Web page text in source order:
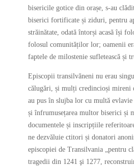
bisericile gotice din orașe, s-au
biserici fortificate și ziduri, pentru
străinătate, odată întorși acasă își
folosul comunităților lor; oamenii
faptele de milostenie sufletească și
Episcopii transilvăneni nu erau
călugări, și mulți credincioși mireni
au pus în slujba lor cu multă
și înfrumusețarea multor biserici și
documentele și inscripțiile
ne dezvăluie ctitori și donatori
episcopiei de Transilvania „pentru
tragedii din 1241 şi 1277,